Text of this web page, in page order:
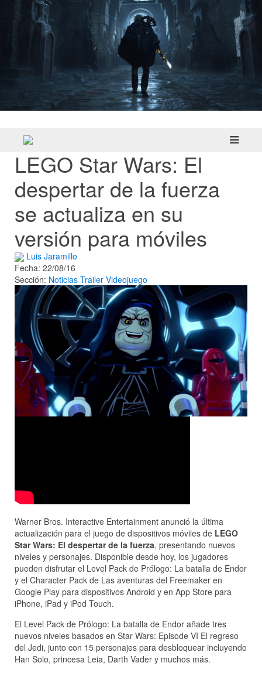
LEGO Star Wars: El
despertar de la fuerza
se actualiza en su
versión para móviles
Luis Jaramillo
Fecha: 22/08/16
Sección: Noticias Trailer Videojuego
Warner Bros. Interactive Entertainment anunció la última
actualización para el juego de dispositivos móviles de LEGO
Star Wars: El despertar de la fuerza, presentando nuevos
niveles y personajes. Disponible desde hoy, los jugadores
pueden disfrutar el Level Pack de Prólogo: La batalla de Endor
y el Character Pack de Las aventuras del Freemaker en
Google Play para dispositivos Android y en App Store para
iPhone, iPad y iPod Touch.
El Level Pack de Prólogo: La batalla de Endor añade tres
nuevos niveles basados en Star Wars: Episode VI El regreso
del Jedi, junto con 15 personajes para desbloquear incluyendo
Han Solo, princesa Leia, Darth Vader y muchos más.